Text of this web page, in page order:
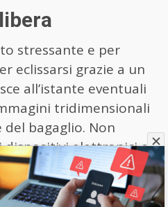
stressante e per
eclissarsi grazie a un
all’istante eventuali
tridimensionali
bagaglio. Non
dispositivi elettronici e
creme e gel ben
All’interno dei